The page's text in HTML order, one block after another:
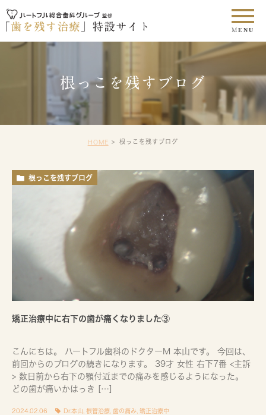
根っこを残すブログ
HOME 根っこを残すブログ
根っこを残すブログ
矯正治療中に右下の歯が痛くなりました③
こんにちは。 ハートフル歯科のドクターM 本山です。 今回は、
前回からのブログの続きになります。 39才 女性 右下7番 <主訴
> 数日前から右下の顎付近までの痛みを感じるようになった。
どの歯が痛いかはっき […]
2024.02.06 Dr.本山 根管治療 歯の痛み 矯正治療中